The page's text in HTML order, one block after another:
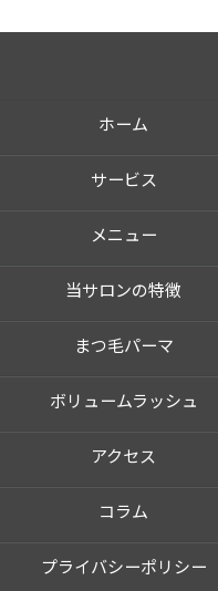
ホーム
サービス
メニュー
当サロンの特徴
まつ毛パーマ
ボリュームラッシュ
アクセス
コラム
プライバシーポリシー